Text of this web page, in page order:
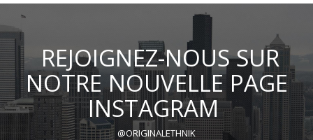
REJOIGNEZ-NOUS SUR
NOTRE NOUVELLE PAGE
INSTAGRAM
@ORIGINALETHNIK